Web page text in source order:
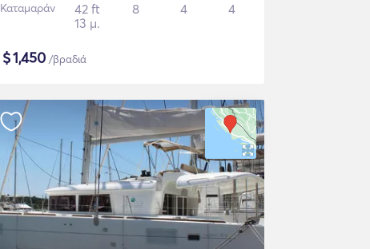
Καταμαράν
42 ft
13 μ.
8 4 4
$1,450 /βραδιά